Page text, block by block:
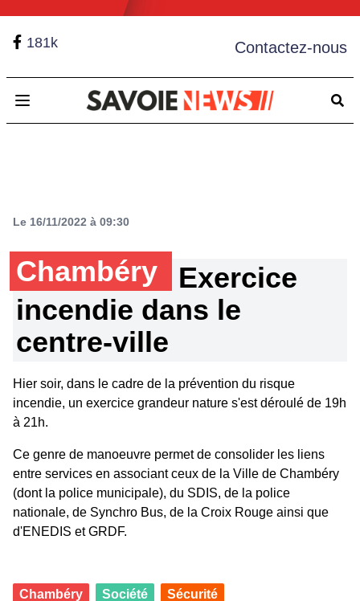
181k Contactez-nous
Open main menu
Le 16/11/2022 à 09:30
Chambéry
Exercice
incendie dans le
centre-ville
Hier soir, dans le cadre de la prévention du risque
incendie, un exercice grandeur nature s'est déroulé de 19h
à 21h.
Ce genre de manoeuvre permet de consolider les liens
entre services en associant ceux de la Ville de Chambéry
(dont la police municipale), du SDIS, de la police
nationale, de Synchro Bus, de la Croix Rouge ainsi que
d'ENEDIS et GRDF.
Chambéry Société Sécurité